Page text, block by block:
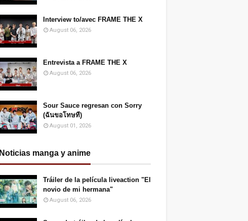
Interview to/avec FRAME THE X
August 06, 2026
Entrevista a FRAME THE X
August 06, 2026
Sour Sauce regresan con Sorry
(ฉันขอโทษที)
August 01, 2026
Noticias manga y anime
Tráiler de la película liveaction "El
novio de mi hermana"
August 06, 2026